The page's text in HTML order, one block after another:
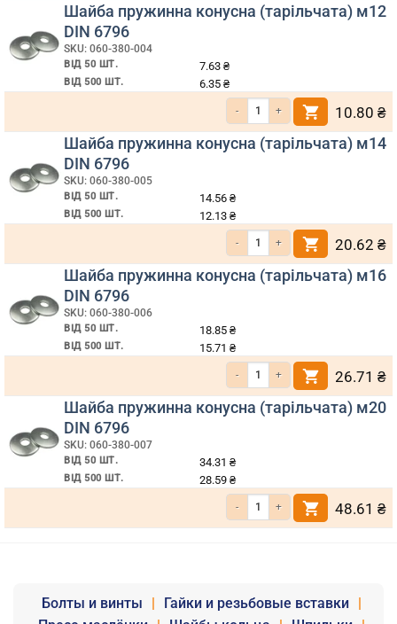
Шайба пружинна конусна (тарільчата) м12
DIN 6796
SKU: 060-380-004
ВІД 50 ШТ. 7.63 ₴
ВІД 500 ШТ. 6.35 ₴
Кількість Шайба пружинна конусна
10.80 ₴
Шайба пружинна конусна (тарільчата) м14
DIN 6796
SKU: 060-380-005
ВІД 50 ШТ. 14.56 ₴
ВІД 500 ШТ. 12.13 ₴
Кількість Шайба пружинна конусна
20.62 ₴
Шайба пружинна конусна (тарільчата) м16
DIN 6796
SKU: 060-380-006
ВІД 50 ШТ. 18.85 ₴
ВІД 500 ШТ. 15.71 ₴
Кількість Шайба пружинна конусна
26.71 ₴
Шайба пружинна конусна (тарільчата) м20
DIN 6796
SKU: 060-380-007
ВІД 50 ШТ. 34.31 ₴
ВІД 500 ШТ. 28.59 ₴
Кількість Шайба пружинна конусна
48.61 ₴
Болты и винты | Гайки и резьбовые вставки
|